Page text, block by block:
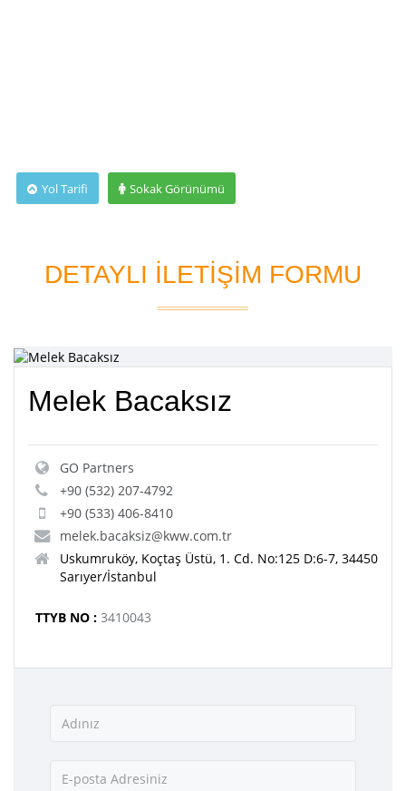
Yol Tarifi Sokak Görünümü
DETAYLI İLETİŞİM FORMU
Melek Bacaksız
GO Partners
+90 (532) 207-4792
+90 (533) 406-8410
melek.bacaksiz@kww.com.tr
Uskumruköy, Koçtaş Üstü, 1. Cd. No:125 D:6-7, 34450
Sarıyer/İstanbul
TTYB NO : 3410043